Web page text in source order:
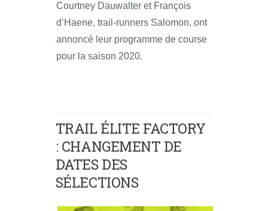
Courtney Dauwalter et François
d’Haene, trail-runners Salomon, ont
annoncé leur programme de course
pour la saison 2020.
TRAIL ÉLITE FACTORY
: CHANGEMENT DE
DATES DES
SÉLECTIONS